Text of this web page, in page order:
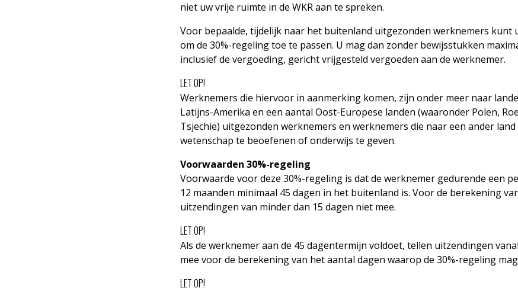
niet uw vrije ruimte in de WKR aan te spreken.
Voor bepaalde, tijdelijk naar het buitenland uitgezonden werknemers kunt
om de 30%-regeling toe te passen. U mag dan zonder bewijsstukken
inclusief de vergoeding, gericht vrijgesteld vergoeden aan de werknemer.
LET OP!
Werknemers die hiervoor in aanmerking komen, zijn onder meer naar
Latijns-Amerika en een aantal Oost-Europese landen (waaronder Polen,
Tsjechië) uitgezonden werknemers en werknemers die naar een ander
wetenschap te beoefenen of onderwijs te geven.
Voorwaarden 30%-regeling
Voorwaarde voor deze 30%-regeling is dat de werknemer gedurende een
12 maanden minimaal 45 dagen in het buitenland is. Voor de berekening
uitzendingen van minder dan 15 dagen niet mee.
LET OP!
Als de werknemer aan de 45 dagentermijn voldoet, tellen uitzendingen
mee voor de berekening van het aantal dagen waarop de 30%-regeling
LET OP!